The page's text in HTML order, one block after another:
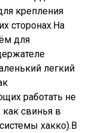
крепления
сторонах.На
для
легкий
работать не
свинья в
хакко).В